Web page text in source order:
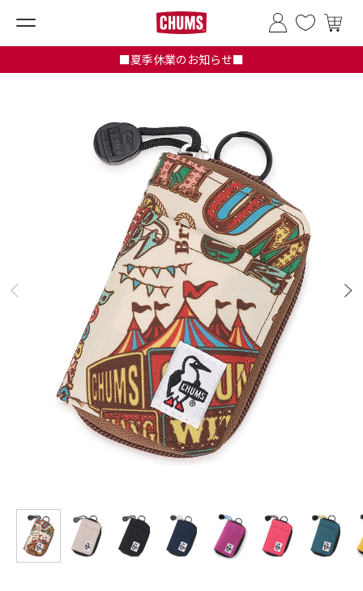
■夏季休業のお知らせ■